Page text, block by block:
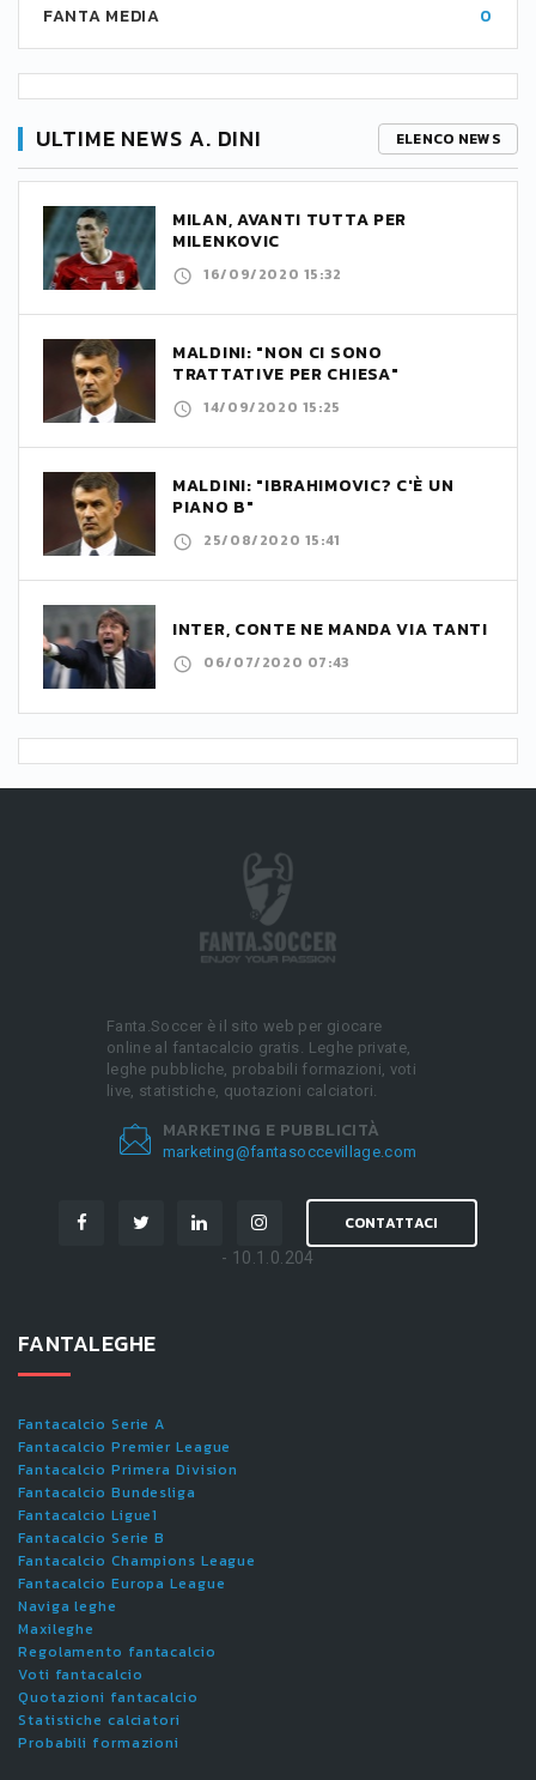
FANTA MEDIA 0
ULTIME NEWS A. DINI ELENCO NEWS
MILAN, AVANTI TUTTA PER
MILENKOVIC
16/09/2020 15:32
MALDINI: "NON CI SONO
TRATTATIVE PER CHIESA"
14/09/2020 15:25
MALDINI: "IBRAHIMOVIC? C'È UN
PIANO B"
25/08/2020 15:41
INTER, CONTE NE MANDA VIA TANTI
06/07/2020 07:43
Fanta.Soccer è il sito web per giocare
online al fantacalcio gratis. Leghe private,
leghe pubbliche, probabili formazioni, voti
live, statistiche, quotazioni calciatori.
MARKETING E PUBBLICITÀ
marketing@fantasoccevillage.com
CONTATTACI
- 10.1.0.204
FANTALEGHE
Fantacalcio Serie A
Fantacalcio Premier League
Fantacalcio Primera Division
Fantacalcio Bundesliga
Fantacalcio Ligue1
Fantacalcio Serie B
Fantacalcio Champions League
Fantacalcio Europa League
Naviga leghe
Maxileghe
Regolamento fantacalcio
Voti fantacalcio
Quotazioni fantacalcio
Statistiche calciatori
Probabili formazioni